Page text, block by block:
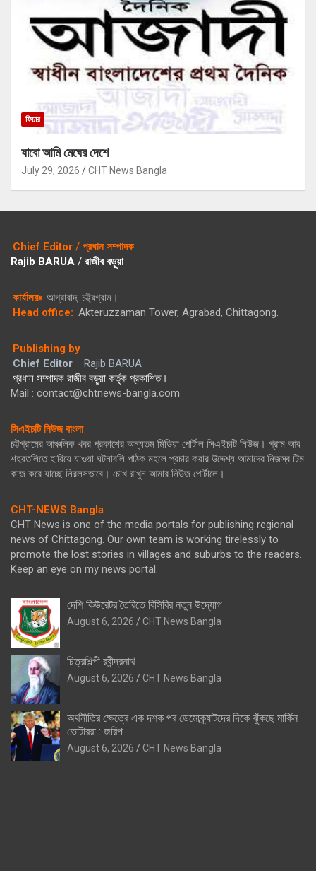
ফিচার
যাবো আমি মেঘের দেশে
July 29, 2026 CHT News Bangla
Chief Editor / প্রধান সম্পাদক
Rajib BARUA / রাজীব বড়ুয়া
কার্যালয়ঃ আগ্রাবাদ, চট্ট্রগ্রাম।
Head office: Akteruzzaman Tower, Agrabad, Chittagong.
Publishing by
Chief Editor
Rajib BARUA
প্রধান সম্পাদক রাজীব বড়ুয়া কর্তৃক প্রকাশিত।
Mail : contact@chtnews-bangla.com
সিএইচটি নিউজ বাংলা
চট্টগ্রামের আঞ্চলিক খবর প্রকাশের অন্যতম মিডিয়া পোর্টাল সিএইচটি নিউজ। গ্রাম আর
শহরতলিতে হারিয়ে যাওয়া ঘটনাবলি পাঠক মহলে প্রচার করার উদ্দেশ্য আমাদের নিজস্ব টিম
কাজ করে যাচ্ছে নিরলসভাবে। চোখ রাখুন আমার নিউজ পোর্টালে।
CHT-NEWS Bangla
CHT News is one of the media portals for publishing regional
news of Chittagong. Our own team is working tirelessly to
promote the lost stories in villages and suburbs to the readers.
Keep an eye on my news portal.
দেশি কিউরেটর তৈরিতে বিসিবির নতুন উদ্যোগ
August 6, 2026 CHT News Bangla
চিত্রশিল্পী রবীন্দ্রনাথ
August 6, 2026 CHT News Bangla
অর্থনীতির ক্ষেত্রে এক দশক পর ডেমোক্র্যাটদের দিকে ঝুঁকছে মার্কিন
ভোটাররা : জরিপ
August 6, 2026 CHT News Bangla